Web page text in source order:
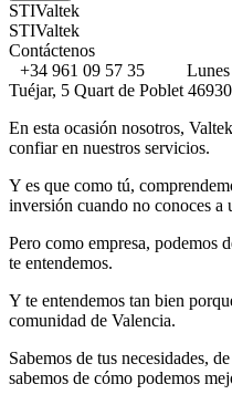
STIValtek
STIValtek
Contáctenos
+34 961 09 57 35
Tuéjar, 5 Quart de Poblet 46930
En esta ocasión nosotros,
confiar en nuestros servicios.
Y es que como tú,
inversión cuando no conoces a
Pero como empresa, podemos
te entendemos.
Y te entendemos tan bien
comunidad de Valencia.
Sabemos de tus necesidades,
sabemos de cómo podemos